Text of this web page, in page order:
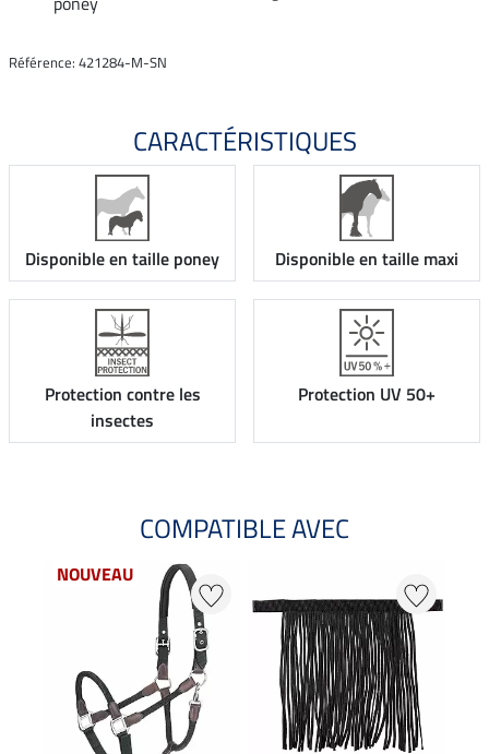
Référence: 421284-M-SN
CARACTÉRISTIQUES
Disponible en taille poney Disponible en taille maxi
Protection contre les
insectes
Protection UV 50+
COMPATIBLE AVEC
NOUVEAU